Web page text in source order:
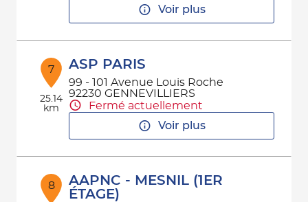
Voir plus
7
25.14
km
ASP PARIS
99 - 101 Avenue Louis Roche
92230 GENNEVILLIERS
Fermé actuellement
Voir plus
8
AAPNC - MESNIL (1ER
ÉTAGE)